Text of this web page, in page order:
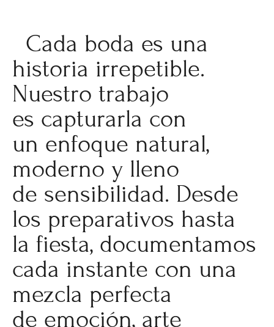
Cada boda es una
historia irrepetible.
Nuestro trabajo
es capturarla con
un enfoque natural,
moderno y lleno
de sensibilidad. Desde
los preparativos hasta
la fiesta, documentamos
cada instante con una
mezcla perfecta
de emoción, arte